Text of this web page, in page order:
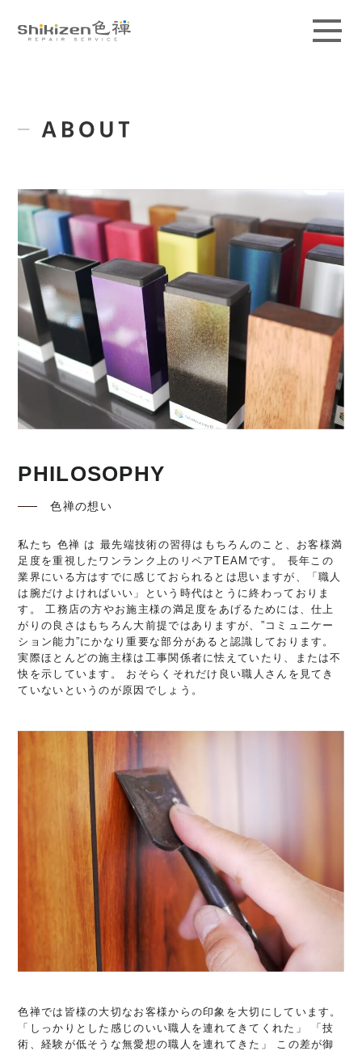
WORKS
PRICE / AREA
SCHOOL
CONTACT
ACCESS
©2018 SHIKIZEN
PHILOSOPHY
色禅の想い
私たち 色禅 は 最先端技術の習得はもちろんのこと、お客様満
足度を重視したワンランク上のリペアTEAMです。 長年この
業界にいる方はすでに感じておられるとは思いますが、「職人
は腕だけよければいい」という時代はとうに終わっておりま
す。 工務店の方やお施主様の満足度をあげるためには、仕上
がりの良さはもちろん大前提ではありますが、”コミュニケー
ション能力”にかなり重要な部分があると認識しております。
実際ほとんどの施主様は工事関係者に怯えていたり、または不
快を示しています。 おそらくそれだけ良い職人さんを見てき
ていないというのが原因でしょう。
色禅では皆様の大切なお客様からの印象を大切にしています。
「しっかりとした感じのいい職人を連れてきてくれた」 「技
術、経験が低そうな無愛想の職人を連れてきた」 この差が御